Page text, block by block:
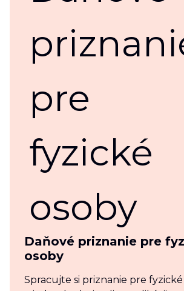
Daňové priznanie pre
osoby
Spracujte si priznanie pre